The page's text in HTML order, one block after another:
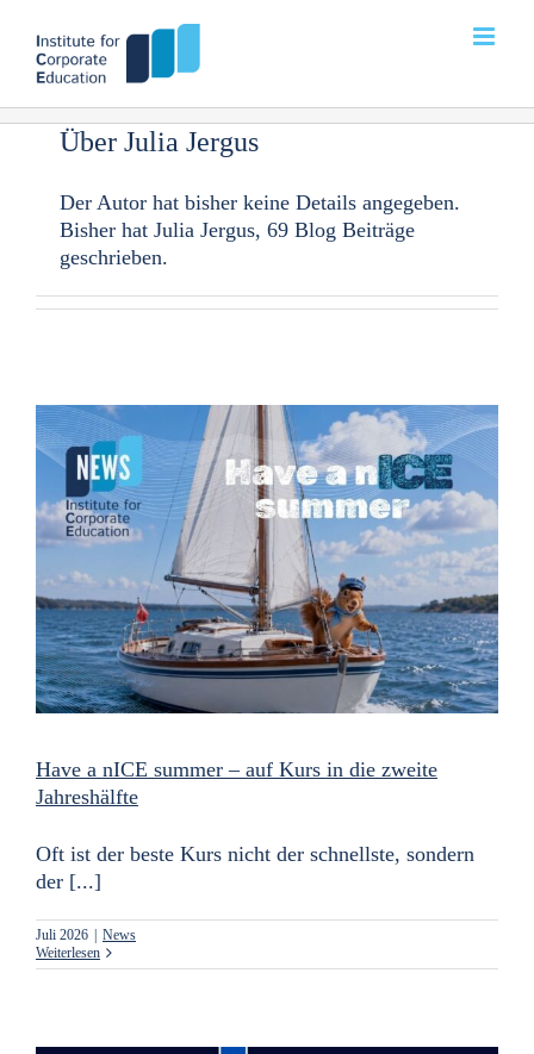
Inhalt
springen
Über Julia Jergus
Der Autor hat bisher keine Details angegeben.
Bisher hat Julia Jergus, 69 Blog Beiträge
geschrieben.
Have a nICE summer – auf Kurs in die zweite
Jahreshälfte
Oft ist der beste Kurs nicht der schnellste, sondern
der [...]
Juli 2026 | News
Weiterlesen